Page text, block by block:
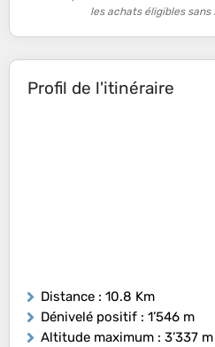
les achats éligibles
Profil de l'itinéraire
Distance : 10.8 Km
Dénivelé positif : 1’546 m
Altitude maximum : 3’337 m